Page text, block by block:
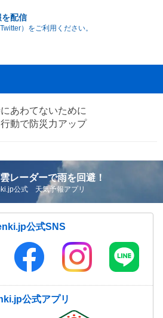
配信
）をご利用ください。
あわてないために
動で防災力アップ
レーダーで雨を回避！
公式 天気予報アプリ
公式SNS
公式アプリ